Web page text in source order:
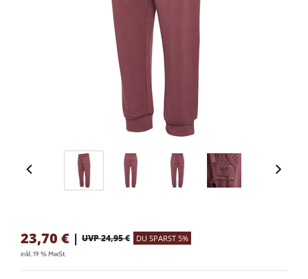
23,70 € | UVP 24,95 € DU SPARST 5%
inkl. 19 % MwSt.